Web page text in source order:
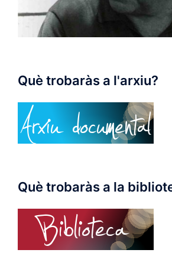
Què trobaràs a l'arxiu?
Què trobaràs a la